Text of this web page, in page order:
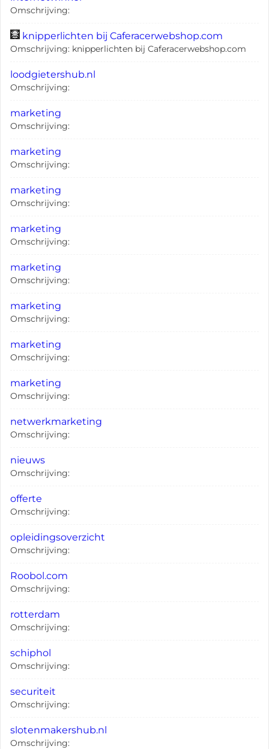
Omschrijving:
knipperlichten bij Caferacerwebshop.com
Omschrijving: knipperlichten bij Caferacerwebshop.com
loodgietershub.nl
Omschrijving:
marketing
Omschrijving:
marketing
Omschrijving:
marketing
Omschrijving:
marketing
Omschrijving:
marketing
Omschrijving:
marketing
Omschrijving:
marketing
Omschrijving:
marketing
Omschrijving:
netwerkmarketing
Omschrijving:
nieuws
Omschrijving:
offerte
Omschrijving:
opleidingsoverzicht
Omschrijving:
Roobol.com
Omschrijving:
rotterdam
Omschrijving:
schiphol
Omschrijving:
securiteit
Omschrijving:
slotenmakershub.nl
Omschrijving: